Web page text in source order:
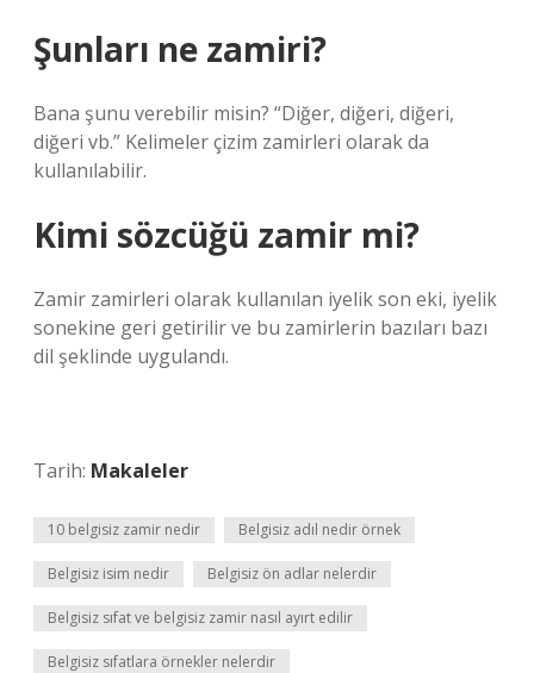
Şunları ne zamiri?
Bana şunu verebilir misin? “Diğer, diğeri, diğeri,
diğeri vb.” Kelimeler çizim zamirleri olarak da
kullanılabilir.
Kimi sözcüğü zamir mi?
Zamir zamirleri olarak kullanılan iyelik son eki, iyelik
sonekine geri getirilir ve bu zamirlerin bazıları bazı
dil şeklinde uygulandı.
Tarih: Makaleler
10 belgisiz zamir nedir Belgisiz adıl nedir örnek
Belgisiz isim nedir Belgisiz ön adlar nelerdir
Belgisiz sıfat ve belgisiz zamir nasıl ayırt edilir
Belgisiz sıfatlara örnekler nelerdir